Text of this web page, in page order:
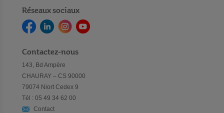
Réseaux sociaux
Contactez-nous
143, Bd Ampère
CHAURAY – CS 90000
79074 Niort Cedex 9
Tél : 05 49 34 62 00
Contact